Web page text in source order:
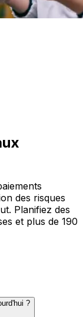
des risques
Planifiez des
et plus de 190
?